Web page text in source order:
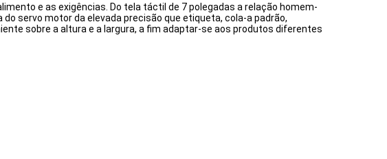
e as exigências. Do tela táctil de 7 polegadas a relação homem-
servo motor da elevada precisão que etiqueta, cola-a padrão,
sobre a altura e a largura, a fim adaptar-se aos produtos diferentes